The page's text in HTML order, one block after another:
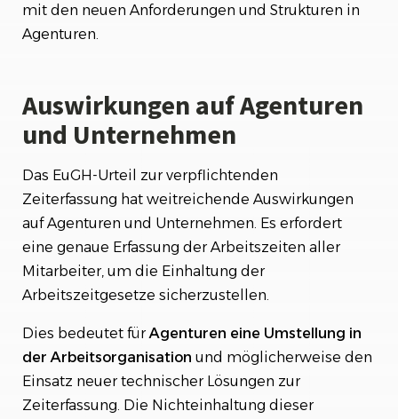
mit den neuen Anforderungen und Strukturen in
Agenturen.
Auswirkungen auf Agenturen
und Unternehmen
Das EuGH-Urteil zur verpflichtenden
Zeiterfassung hat weitreichende Auswirkungen
auf Agenturen und Unternehmen. Es erfordert
eine genaue Erfassung der Arbeitszeiten aller
Mitarbeiter, um die Einhaltung der
Arbeitszeitgesetze sicherzustellen.
Dies bedeutet fürAgenturen eine Umstellung in
der Arbeitsorganisation und möglicherweise den
Einsatz neuer technischer Lösungen zur
Zeiterfassung. Die Nichteinhaltung dieser